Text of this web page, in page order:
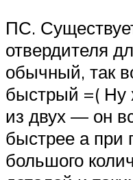
ПС.
отвердителя
обычный, так
быстрый =( Ну
из двух — он
быстрее а при
большого